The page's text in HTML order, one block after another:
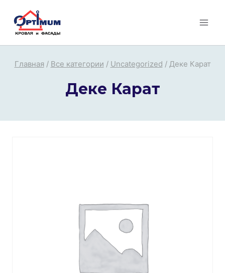
Перейти
Главная / Все категории / Uncategorized / Деке Карат
Деке Карат